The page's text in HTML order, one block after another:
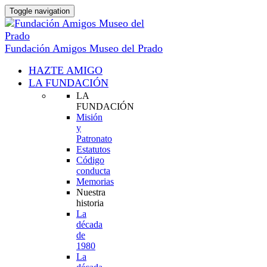
Toggle navigation
Fundación Amigos Museo del Prado
HAZTE AMIGO
LA FUNDACIÓN
LA
FUNDACIÓN
Misión
y
Patronato
Estatutos
Código
conducta
Memorias
Nuestra
historia
La
década
de
1980
La